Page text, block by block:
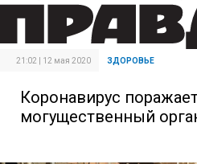
21:02 | 12 мая 2020 ЗДОРОВЬЕ
Коронавирус
могущественный